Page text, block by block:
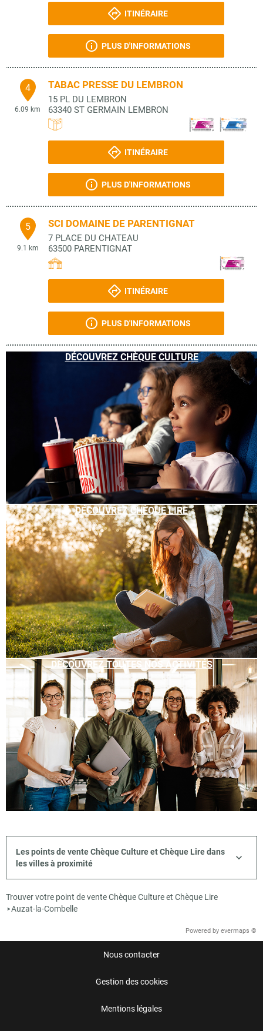
ITINÉRAIRE
PLUS D'INFORMATIONS
4
6.09 km
TABAC PRESSE DU LEMBRON
15 PL DU LEMBRON
63340 ST GERMAIN LEMBRON
ITINÉRAIRE
PLUS D'INFORMATIONS
5
9.1 km
SCI DOMAINE DE PARENTIGNAT
7 PLACE DU CHATEAU
63500 PARENTIGNAT
ITINÉRAIRE
PLUS D'INFORMATIONS
DÉCOUVREZ CHÈQUE CULTURE
DÉCOUVREZ CHÈQUE LIRE
DÉCOUVREZ TOUTES NOS ACTIVITÉS
Les points de vente Chèque Culture et Chèque Lire dans
les villes à proximité
Trouver votre point de vente Chèque Culture et Chèque Lire
>Auzat-la-Combelle
Powered by evermaps ©
Nous contacter
Gestion des cookies
Mentions légales